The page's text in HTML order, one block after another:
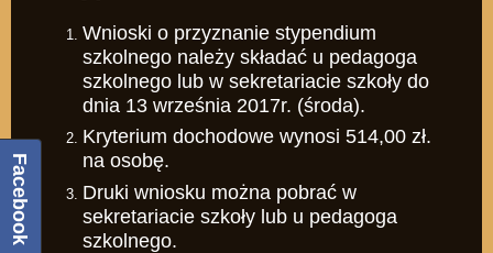
Wnioski o przyznanie stypendium
szkolnego należy składać u pedagoga
szkolnego lub w sekretariacie szkoły do
dnia 13 września 2017r. (środa).
Kryterium dochodowe wynosi 514,00 zł.
na osobę.
Druki wniosku można pobrać w
sekretariacie szkoły lub u pedagoga
szkolnego.
Facebook